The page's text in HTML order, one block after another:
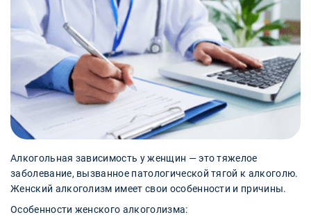
Алкогольная зависимость у женщин — это тяжелое
заболевание, вызванное патологической тягой к алкоголю.
Женский алкоголизм имеет свои особенности и причины.
Особенности женского алкоголизма: